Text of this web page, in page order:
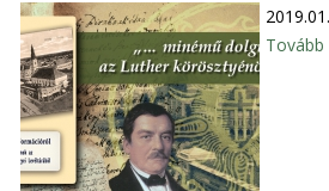
Tovább